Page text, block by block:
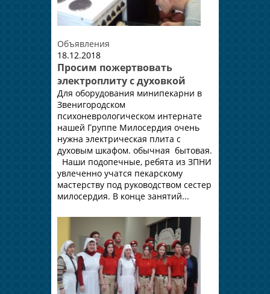
Объявления
18.12.2018
Просим пожертвовать
электроплиту с духовкой
Для оборудования минипекарни в
Звенигородском
психоневрологическом интернате
нашей Группе Милосердия очень
нужна электрическая плита с
духовым шкафом. обычная бытовая.
Наши подопечные, ребята из ЗПНИ
увлеченно учатся пекарскому
мастерству под руководством сестер
милосердия. В конце занятий...